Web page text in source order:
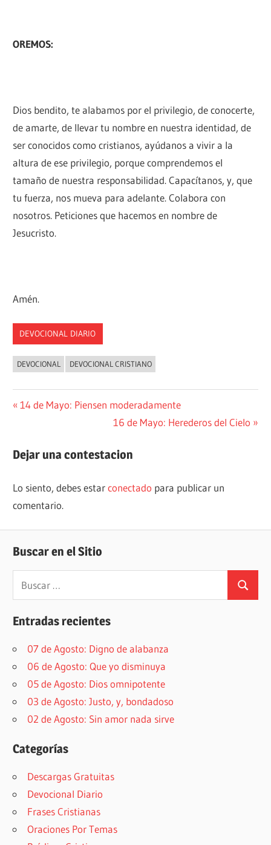
OREMOS:
Dios bendito, te alabamos por el privilegio, de conocerte,
de amarte, de llevar tu nombre en nuestra identidad, de
ser conocidos como cristianos, ayúdanos a vivir a la
altura de ese privilegio, porque comprendemos el
tamaño de nuestra responsabilidad. Capacítanos, y, que
tu fuerza, nos mueva para adelante. Colabora con
nosotros. Peticiones que hacemos en nombre de
Jesucristo.
Amén.
DEVOCIONAL DIARIO
DEVOCIONAL DEVOCIONAL CRISTIANO
Navegación
entradas
Entrada
14 de Mayo: Piensen moderadamente
Siguiente
16 de Mayo: Herederos del Cielo
Dejar una contestacion
Lo siento, debes estarconectado para publicar un
comentario.
Buscar en el Sitio
Buscar:
Buscar
Entradas recientes
07 de Agosto: Digno de alabanza
06 de Agosto: Que yo disminuya
05 de Agosto: Dios omnipotente
03 de Agosto: Justo, y, bondadoso
02 de Agosto: Sin amor nada sirve
Categorías
Descargas Gratuitas
Devocional Diario
Frases Cristianas
Oraciones Por Temas